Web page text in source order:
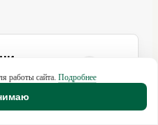
работы сайта. Подробнее